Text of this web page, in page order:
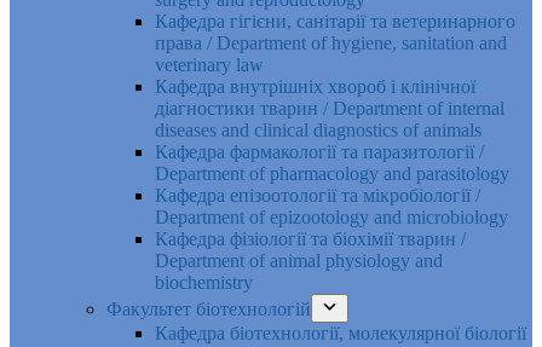
Кафедра гігієни, санітарії та ветеринарного
права / Department of hygiene, sanitation and
veterinary law
Кафедра внутрішніх хвороб і клінічної
діагностики тварин / Department of internal
diseases and clinical diagnostics of animals
Кафедра фармакології та паразитології /
Department of pharmacology and parasitology
Кафедра епізоотології та мікробіології /
Department of epizootology and microbiology
Кафедра фізіології та біохімії тварин /
Department of animal physiology and
biochemistry
Факультет біотехнологій
Кафедра біотехнології, молекулярної біології